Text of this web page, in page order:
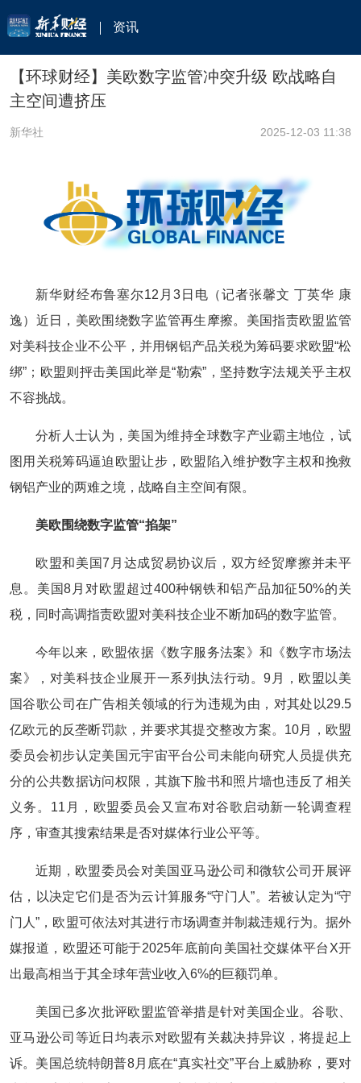
资讯
【环球财经】美欧数字监管冲突升级 欧战略自
主空间遭挤压
新华社 2025-12-03 11:38
新华财经布鲁塞尔12月3日电（记者张馨文 丁英华 康
逸） 近日，美欧围绕数字监管再生摩擦。美国指责欧盟监管
对美科技企业不公平，并用钢铝产品关税为筹码要求欧盟“松
绑”；欧盟则抨击美国此举是“勒索”，坚持数字法规关乎主权
不容挑战。
分析人士认为，美国为维持全球数字产业霸主地位，试
图用关税筹码逼迫欧盟让步，欧盟陷入维护数字主权和挽救
钢铝产业的两难之境，战略自主空间有限。
美欧围绕数字监管“掐架”
欧盟和美国7月达成贸易协议后，双方经贸摩擦并未平
息。美国8月对欧盟超过400种钢铁和铝产品加征50%的关
税，同时高调指责欧盟对美科技企业不断加码的数字监管。
今年以来，欧盟依据《数字服务法案》和《数字市场法
案》，对美科技企业展开一系列执法行动。9月，欧盟以美
国谷歌公司在广告相关领域的行为违规为由，对其处以29.5
亿欧元的反垄断罚款，并要求其提交整改方案。10月，欧盟
委员会初步认定美国元宇宙平台公司未能向研究人员提供充
分的公共数据访问权限，其旗下脸书和照片墙也违反了相关
义务。11月，欧盟委员会又宣布对谷歌启动新一轮调查程
序，审查其搜索结果是否对媒体行业公平等。
近期，欧盟委员会对美国亚马逊公司和微软公司开展评
估，以决定它们是否为云计算服务“守门人”。若被认定为“守
门人”，欧盟可依法对其进行市场调查并制裁违规行为。据外
媒报道，欧盟还可能于2025年底前向美国社交媒体平台X开
出最高相当于其全球年营业收入6%的巨额罚单。
美国已多次批评欧盟监管举措是针对美国企业。谷歌、
亚马逊公司等近日均表示对欧盟有关裁决持异议，将提起上
诉。美国总统特朗普8月底在“真实社交”平台上威胁称，要对